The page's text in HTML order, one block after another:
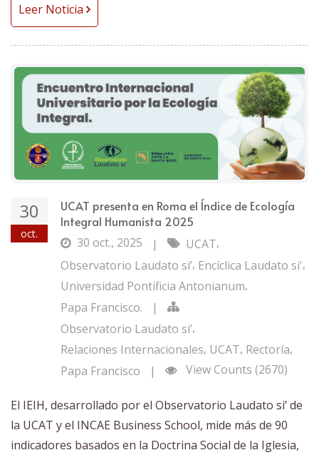
Leer Noticia
30
oct.
UCAT presenta en Roma el Índice de Ecología
Integral Humanista 2025
30 oct., 2025
| UCAT,
Observatorio Laudato si’, Encíclica Laudato si',
Universidad Pontificia Antonianum,
Papa Francisco.
|
Observatorio Laudato si’,
Relaciones Internacionales, UCAT, Rectoría,
Papa Francisco
| View Counts (2670)
El IEIH, desarrollado por el Observatorio Laudato si’ de
la UCAT y el INCAE Business School, mide más de 90
indicadores basados en la Doctrina Social de la Iglesia,